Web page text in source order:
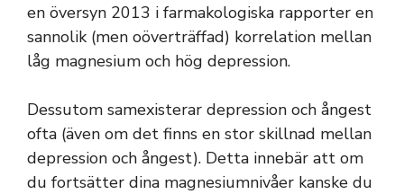
en översyn 2013 i farmakologiska rapporter en
sannolik (men oöverträffad) korrelation mellan
låg magnesium och hög depression.
Dessutom samexisterar depression och ångest
ofta (även om det finns en stor skillnad mellan
depression och ångest). Detta innebär att om
du fortsätter dina magnesiumnivåer kanske du